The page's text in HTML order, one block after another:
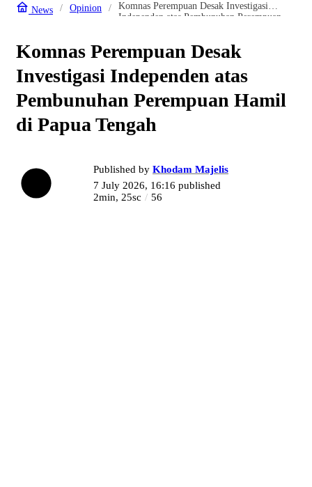
News Opinion
Komnas Perempuan Desak Investigasi
Independen atas Pembunuhan Perempuan
Komnas Perempuan Desak
Investigasi Independen atas
Pembunuhan Perempuan Hamil
di Papua Tengah
Published by Khodam Majelis
7 July 2026, 16:16 published
2min, 25sc
56